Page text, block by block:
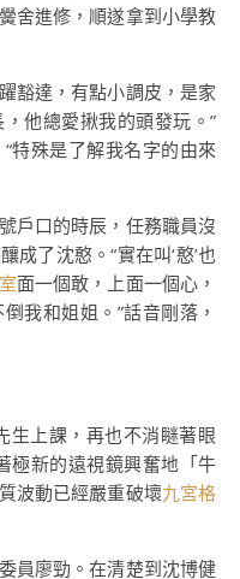
舍進修，順遂拿到小學教
豁達，有點小調皮，是家
他總愛揪我的頭發玩。”
特殊是了解我名字的由來
戶口的時辰，任務職員沒
成了沈憨。“實在叫‘憨’也
面一個敢，上面一個心，
我和姐姐。”話音剛落，
生上課，再也不消瞇著眼
極新的遠視鏡興奮地「牛
波動已經嚴重破壞九宮格
員廖勁。在清楚到沈博健